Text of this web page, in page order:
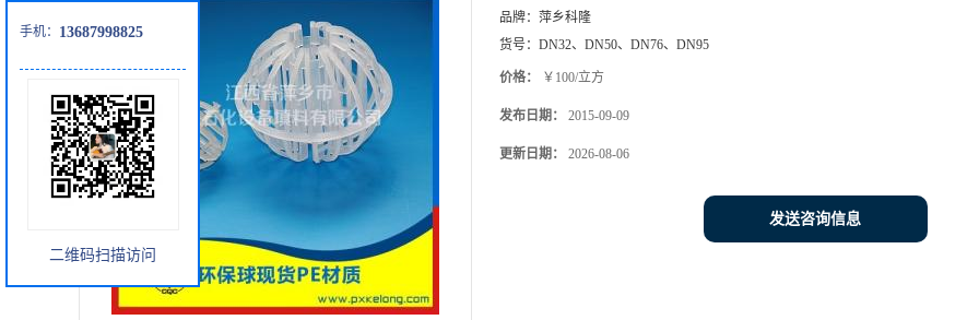
品
厅
品牌： 萍乡科隆
货号： DN32、DN50、DN76、DN95
价格： ￥100/立方
发布日期： 2015-09-09
更新日期： 2026-08-06
发送咨询信息
手机： 13687998825
二维码扫描访问